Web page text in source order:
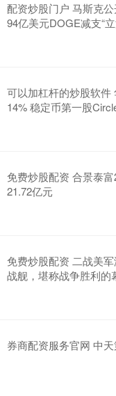
配资炒股门户 马斯克
94亿美元DOGE减支“
可以加杠杆的炒股软件
14% 稳定币第一股
免费炒股配资 合景泰
21.72亿元
免费炒股配资 二战美
战舰，堪称战争胜利的
券商配资服务官网 中